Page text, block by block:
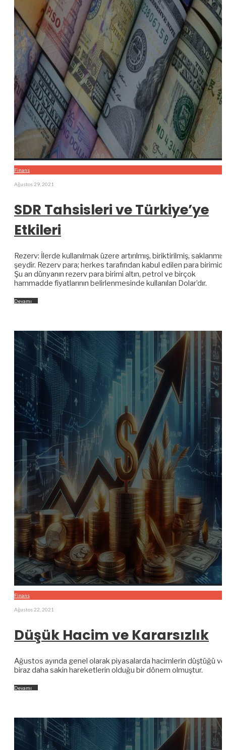
Finans
Ağustos 29, 2021
SDR Tahsisleri ve Türkiye’ye
Etkileri
Rezerv: İlerde kullanılmak üzere artırılmış, biriktirilmiş, saklanmış
şeydir. Rezerv para; herkes tarafından kabul edilen para
Şu an dünyanın rezerv para birimi altın, petrol ve birçok
hammadde fiyatlarının belirlenmesinde kullanılan Dolar’dır.
Devamı
Finans
Ağustos 22, 2021
Düşük Hacim ve Kararsızlık
Ağustos ayında genel olarak piyasalarda hacimlerin düştüğü ve
biraz daha sakin hareketlerin olduğu bir dönem olmuştur.
Devamı